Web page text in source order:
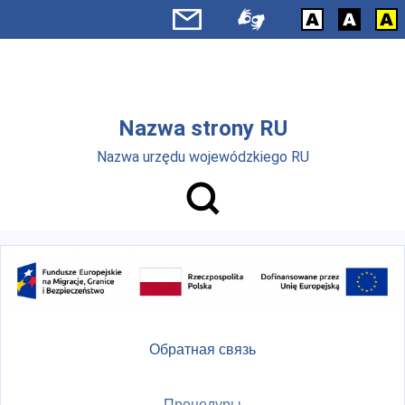
Перейти к основному содержанию
Nazwa strony RU
Nazwa urzędu wojewódzkiego RU
Обратная связь